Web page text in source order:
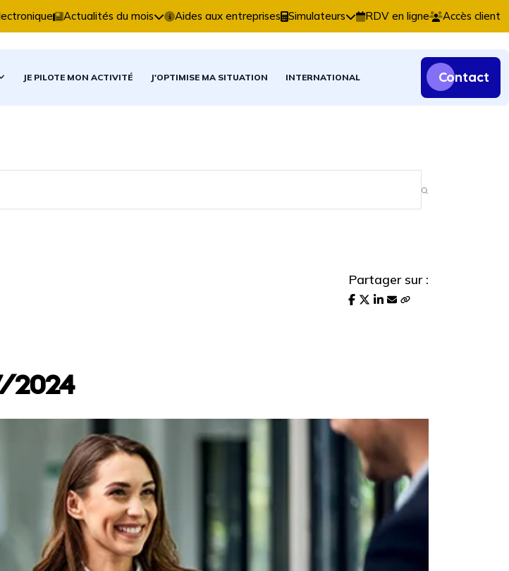
accompagne dans vos décisions comptables, fiscales et patrimoniales.
Actualités du mois Aides aux entreprises Simulateurs RDV en ligne Accès client
JE PILOTE MON ACTIVITÉ J'OPTIMISE MA SITUATION INTERNATIONAL Contact
Partager sur :
2024